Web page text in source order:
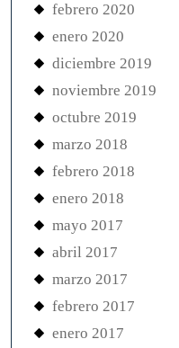
febrero 2020
enero 2020
diciembre 2019
noviembre 2019
octubre 2019
marzo 2018
febrero 2018
enero 2018
mayo 2017
abril 2017
marzo 2017
febrero 2017
enero 2017